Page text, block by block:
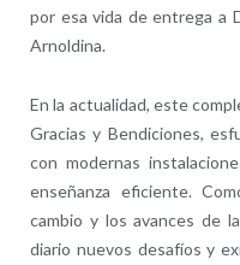
por esa vida de entrega a
Arnoldina.
En la actualidad, este
Gracias y Bendiciones,
con modernas
enseñanza eficiente.
cambio y los avances de
diario nuevos desafíos y